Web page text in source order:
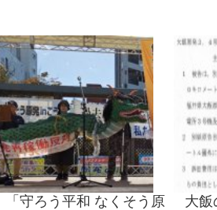
「守ろう平和 なくそう原
大飯